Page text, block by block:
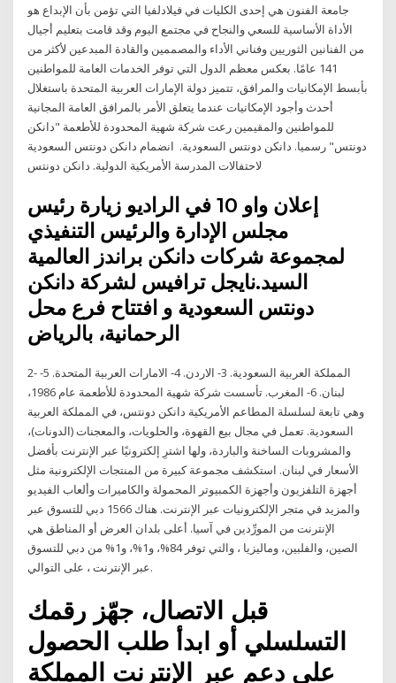
جامعة الفنون هي إحدى الكليات في فيلادلفيا التي تؤمن بأن الإبداع هو
الأداة الأساسية للسعي والنجاح في مجتمع اليوم وقد قامت بتعليم أجيال
من الفنانين الثوريين وفناني الأداء والمصممين والقادة المبدعين لأكثر من
141 عامًا. بعكس معظم الدول التي توفر الخدمات العامة للمواطنين
بأبسط الإمكانيات والمرافق، تتميز دولة الإمارات العربية المتحدة باستغلال
أحدث وأجود الإمكانيات عندما يتعلق الأمر بالمرافق العامة المجانية
للمواطنين والمقيمين ​​رعت شركة شهية المحدودة للأطعمة "دانكن
دونتس" رسميا. دانكن دونتس السعودية. ​​​ انضمام دانكن دونتس السعودية
إعلان واو 10 في الراديو زيارة رئيس
مجلس الإدارة والرئيس التنفيذي
لمجموعة شركات دانكن براندز العالمية
السيد.نايجل ترافيس لشركة دانكن
دونتس السعودية و افتتاح فرع محل
الرحمانية، بالرياض
2- المملكة العربية السعودية. 3- الاردن. 4- الامارات العربية المتحدة. 5-
لبنان. 6- المغرب. تأسست شركة شهية المحدودة للأطعمة عام 1986،
وهي تابعة لسلسلة المطاعم الأمريكية دانكن دونتس، في المملكة العربية
السعودية. تعمل في مجال بيع القهوة، والحلويات، والمعجنات (الدونات)،
والمشروبات الساخنة والباردة، ولها اشترِ إلكترونيًا عبر الإنترنت بأفضل
الأسعار في لبنان. استكشف مجموعة كبيرة من المنتجات الإلكترونية مثل
أجهزة التلفزيون وأجهزة الكمبيوتر المحمولة والكاميرات وألعاب الفيديو
والمزيد في متجر الإلكترونيات عبر الإنترنت. هناك 1566 دبي للتسوق عبر
الإنترنت من المورِّدين في آسيا. أعلى بلدان العرض أو المناطق هي
الصين، والفلبين، وماليزيا ، والتي توفر 84%، و1%، و1% من دبي للتسوق
عبر الإنترنت ، على التوالي.
قبل الاتصال، جهّز رقمك
التسلسلي أو ابدأ طلب الحصول
على دعم عبر الإنترنت المملكة